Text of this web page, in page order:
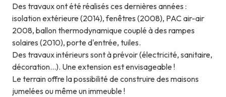
Des travaux ont été réalisés ces dernières années :
isolation extérieure (2014), fenêtres (2008), PAC air-air
2008, ballon thermodynamique couplé à des rampes
solaires (2010), porte d'entrée, tuiles.
Des travaux intérieurs sont à prévoir (électricité, sanitaire,
décoration...). Une extension est envisageable !
Le terrain offre la possibilité de construire des maisons
jumelées ou même un immeuble !